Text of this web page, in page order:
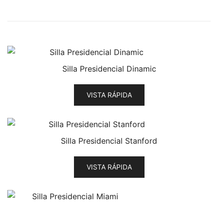
Silla Presidencial Dinamic
VISTA RÁPIDA
Silla Presidencial Stanford
VISTA RÁPIDA